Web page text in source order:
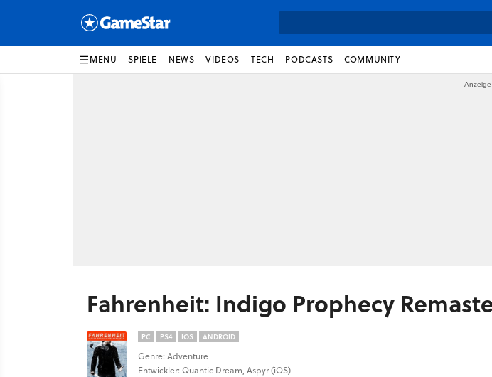
MENU SPIELE NEWS VIDEOS TECH PODCASTS COMMUNITY
Fahrenheit: Indigo Prophecy
PC PS4 IOS ANDROID
Genre: Adventure
Entwickler: Quantic Dream, Aspyr (iOS)